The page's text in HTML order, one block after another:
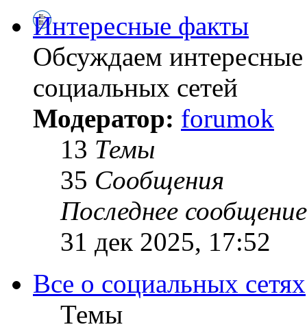
Интересные факты
Обсуждаем
социальных сетей
Модератор: forumok
13 Темы
35 Сообщения
Последнее сообщение
31 дек 2025, 17:52
Все о социальных сетях
Темы